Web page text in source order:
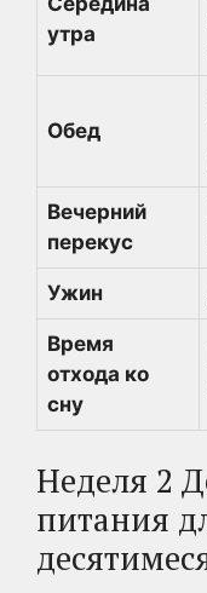
утра
Обед
Вечерний
перекус
Ужин
Время
отхода ко
сну
Неделя 2
питания